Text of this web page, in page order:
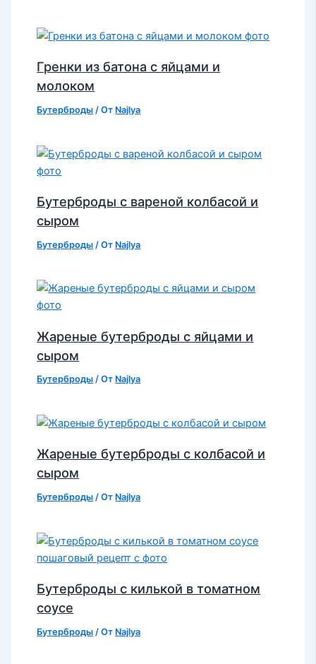
Гренки из батона с яйцами и
молоком
Бутерброды / От Najlya
Бутерброды с вареной колбасой и
сыром
Бутерброды / От Najlya
Жареные бутерброды с яйцами и
сыром
Бутерброды / От Najlya
Жареные бутерброды с колбасой и
сыром
Бутерброды / От Najlya
Бутерброды с килькой в томатном
соусе
Бутерброды / От Najlya